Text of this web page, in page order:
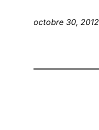
octobre 30, 2012